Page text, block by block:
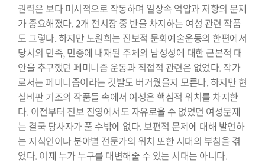
권력은 보다 미시적으로 작동하며 일상속 억압과 저항의 문제
가 중요해졌다. 2개 전시장 중 반을 차지하는 여성 관련 작품
도 그렇다. 하지만 노원희는 진보적 문화예술운동의 한편에서
당시의 민족, 민중에 내재된 주체의 남성성에 대한 근본적 대
안을 추구했던 페미니즘 운동과 직접적 관련은 없었다. 작가
로서는 페미니즘이라는 깃발도 버거웠을지 모른다. 하지만 현
실비판 기조의 작품들 속에서 여성은 핵심적 위치를 차지한
다. 이전부터 진보 진영에서도 자유로울 수 없었던 여성문제
는 결국 당사자가 풀 수밖에 없다. 보편적 문제에 대해 발언하
는 지식인이나 분야별 전문가의 위치 또한 시대의 부침을 겪
었다. 이제 누가 누구를 대변해줄 수 있는 시대는 아니다.